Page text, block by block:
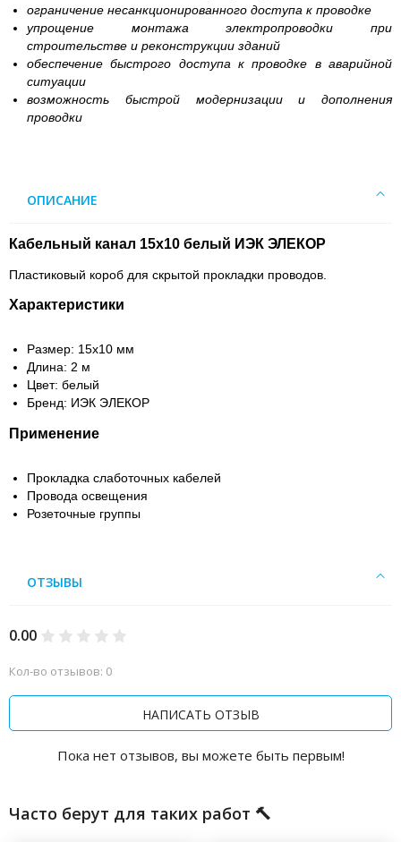
ограничение несанкционированного доступа к проводке
упрощение монтажа электропроводки при
строительстве и реконструкции зданий
обеспечение быстрого доступа к проводке в аварийной
ситуации
возможность быстрой модернизации и дополнения
проводки
ОПИСАНИЕ
Кабельный канал 15х10 белый ИЭК ЭЛЕКОР
Пластиковый короб для скрытой прокладки проводов.
Характеристики
Размер: 15х10 мм
Длина: 2 м
Цвет: белый
Бренд: ИЭК ЭЛЕКОР
Применение
Прокладка слаботочных кабелей
Провода освещения
Розеточные группы
ОТЗЫВЫ
0.00
Кол-во отзывов: 0
НАПИСАТЬ ОТЗЫВ
Пока нет отзывов, вы можете быть первым!
Часто берут для таких работ 🔨